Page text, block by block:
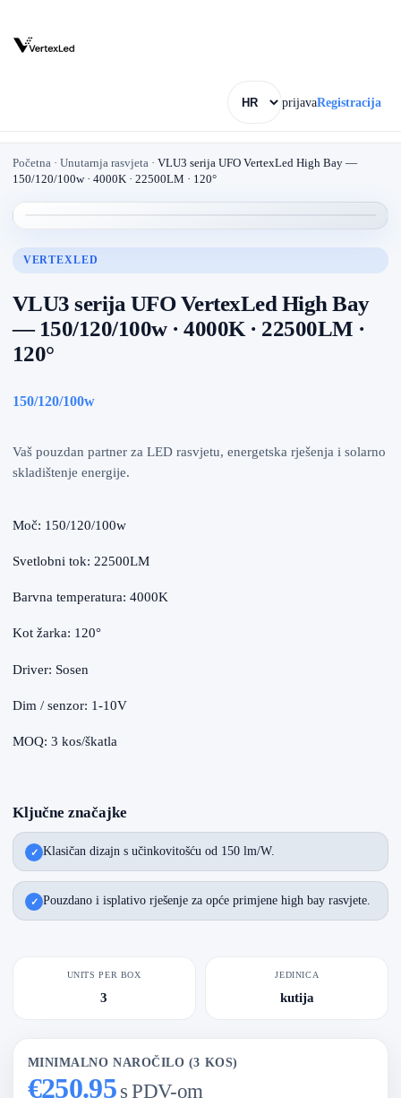
prijavaRegistracija
Početna · Unutarnja rasvjeta · VLU3 serija UFO VertexLed High Bay —
150/120/100w · 4000K · 22500LM · 120°
VERTEXLED
VLU3 serija UFO VertexLed High Bay
— 150/120/100w · 4000K · 22500LM ·
120°
150/120/100w
Vaš pouzdan partner za LED rasvjetu, energetska rješenja i solarno
skladištenje energije.
Moč: 150/120/100w
Svetlobni tok: 22500LM
Barvna temperatura: 4000K
Kot žarka: 120°
Driver: Sosen
Dim / senzor: 1-10V
MOQ: 3 kos/škatla
Ključne značajke
Klasičan dizajn s učinkovitošću od 150 lm/W.
Pouzdano i isplativo rješenje za opće primjene high bay rasvjete.
UNITS PER BOX
3
JEDINICA
kutija
MINIMALNO NAROČILO (3 KOS)
€250.95s PDV-om